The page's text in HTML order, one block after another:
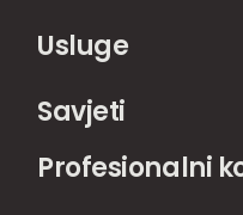
Usluge
Savjeti
Profesionalni